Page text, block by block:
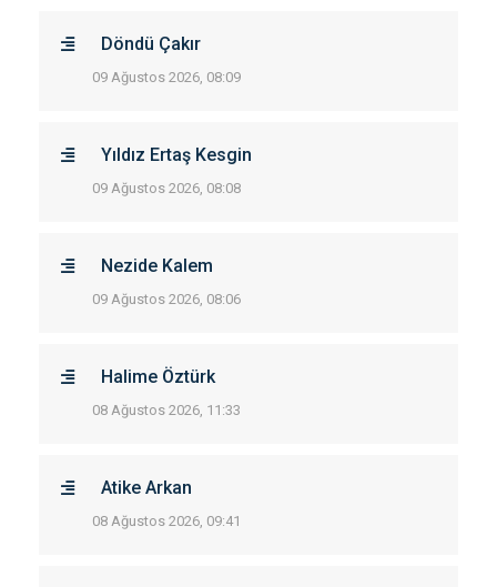
Döndü Çakır
09 Ağustos 2026, 08:09
Yıldız Ertaş Kesgin
09 Ağustos 2026, 08:08
Nezide Kalem
09 Ağustos 2026, 08:06
Halime Öztürk
08 Ağustos 2026, 11:33
Atike Arkan
08 Ağustos 2026, 09:41